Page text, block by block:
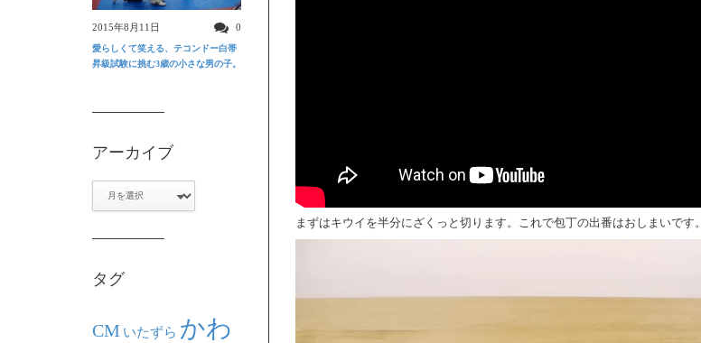
まずはキウイを半分にざくっと切ります。これで包丁の出番はおしまいです。
2015年8月11日 0
愛らしくて笑える、テコンドー白帯
昇級試験に挑む3歳の小さな男の子。
アーカイブ
タグ
CM いたずら かわ